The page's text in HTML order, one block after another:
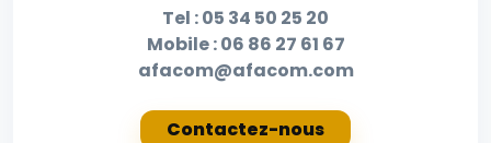
Tel :05 34 50 25 20
Mobile :06 86 27 61 67
afacom@afacom.com
Contactez-nous